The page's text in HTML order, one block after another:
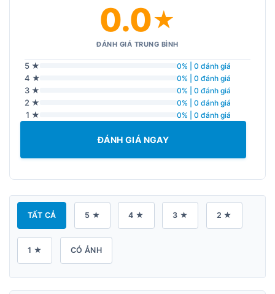
0.0★
ĐÁNH GIÁ TRUNG BÌNH
5 ★ 0% | 0 đánh giá
4 ★ 0% | 0 đánh giá
3 ★ 0% | 0 đánh giá
2 ★ 0% | 0 đánh giá
1 ★ 0% | 0 đánh giá
ĐÁNH GIÁ NGAY
TẤT CẢ 5 ★ 4 ★ 3 ★ 2 ★
1 ★ CÓ ẢNH